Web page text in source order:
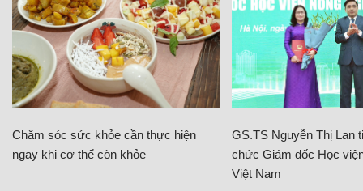
Chăm sóc sức khỏe cần thực hiện
ngay khi cơ thể còn khỏe
GS.TS Nguyễn Thị Lan
chức Giám đốc Học
Việt Nam